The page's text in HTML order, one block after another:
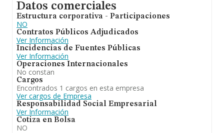
Datos comerciales
Estructura corporativa - Participaciones
NO
Contratos Públicos Adjudicados
Ver Información
Incidencias de Fuentes Públicas
Ver Información
Operaciones Internacionales
No constan
Cargos
Encontrados 1 cargos en esta empresa
Ver cargos de Empresa
Responsabilidad Social Empresarial
Ver Información
Cotiza en Bolsa
NO